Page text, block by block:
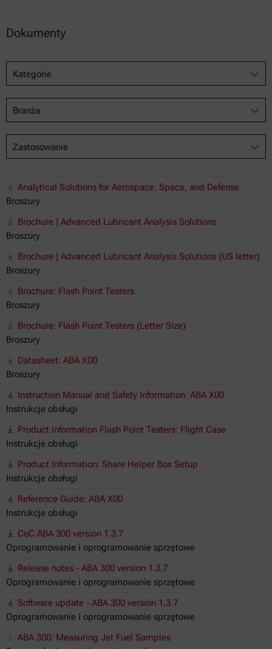
Dokumenty
Kategorie
Branża
Zastosowanie
Analytical Solutions for Aerospace, Space, and Defense
Broszury
Brochure | Advanced Lubricant Analysis Solutions
Broszury
Brochure | Advanced Lubricant Analysis Solutions (US letter)
Broszury
Brochure: Flash Point Testers
Broszury
Brochure: Flash Point Testers (Letter Size)
Broszury
Datasheet: ABA X00
Broszury
Instruction Manual and Safety Information: ABA X00
Instrukcje obsługi
Product Information Flash Point Testers: Flight Case
Instrukcje obsługi
Product Information: Share Helper Box Setup
Instrukcje obsługi
Reference Guide: ABA X00
Instrukcje obsługi
CoC ABA 300 version 1.3.7
Oprogramowanie i oprogramowanie sprzętowe
Release notes - ABA 300 version 1.3.7
Oprogramowanie i oprogramowanie sprzętowe
Software update - ABA 300 version 1.3.7
Oprogramowanie i oprogramowanie sprzętowe
ABA 300: Measuring Jet Fuel Samples